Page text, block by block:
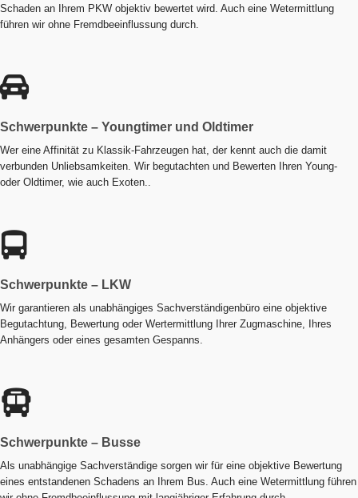
Schaden an Ihrem PKW objektiv bewertet wird. Auch eine Wetermittlung
führen wir ohne Fremdbeeinflussung durch.
Schwerpunkte – Youngtimer und Oldtimer
Wer eine Affinität zu Klassik-Fahrzeugen hat, der kennt auch die damit
verbunden Unliebsamkeiten. Wir begutachten und Bewerten Ihren Young-
oder Oldtimer, wie auch Exoten..
Schwerpunkte – LKW
Wir garantieren als unabhängiges Sachverständigenbüro eine objektive
Begutachtung, Bewertung oder Wertermittlung Ihrer Zugmaschine, Ihres
Anhängers oder eines gesamten Gespanns.
Schwerpunkte – Busse
Als unabhängige Sachverständige sorgen wir für eine objektive Bewertung
eines entstandenen Schadens an Ihrem Bus. Auch eine Wetermittlung führen